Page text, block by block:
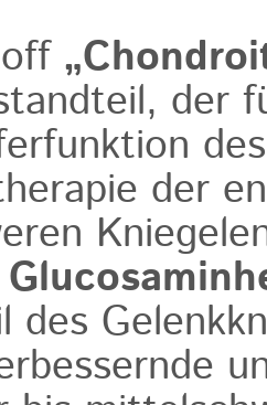
der
der
des